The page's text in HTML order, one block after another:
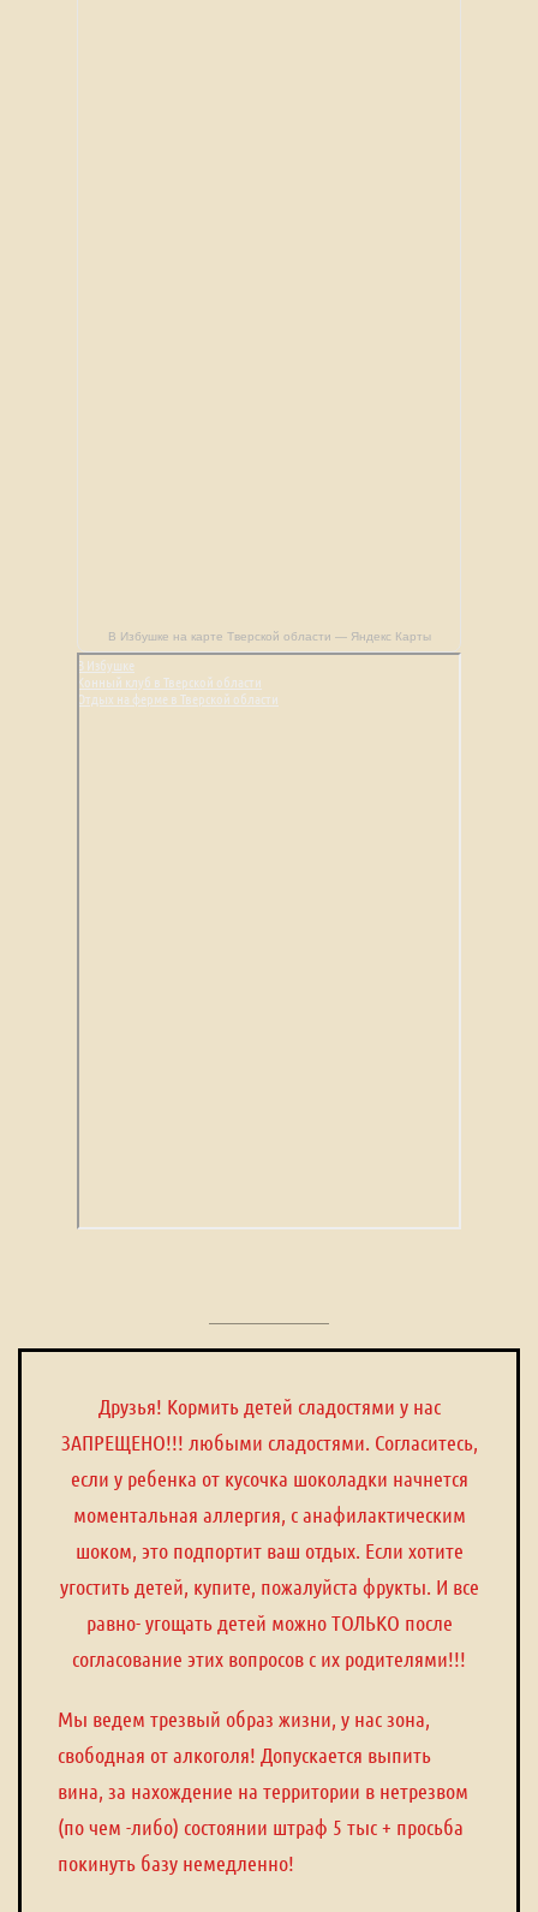
В Избушке на карте Тверской области — Яндекс Карты
В Избушке
Конный клуб в Тверской области
Отдых на ферме в Тверской области
Друзья! Кормить детей сладостями у нас
ЗАПРЕЩЕНО!!! любыми сладостями. Согласитесь,
если у ребенка от кусочка шоколадки начнется
моментальная аллергия, с анафилактическим
шоком, это подпортит ваш отдых. Если хотите
угостить детей, купите, пожалуйста фрукты. И все
равно- угощать детей можно ТОЛЬКО после
согласование этих вопросов с их родителями!!!
Мы ведем трезвый образ жизни, у нас зона,
свободная от алкоголя! Допускается выпить
вина, за нахождение на территории в нетрезвом
(по чем -либо) состоянии штраф 5 тыс + просьба
покинуть базу немедленно!